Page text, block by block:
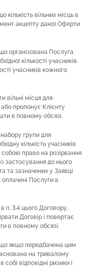
вільних місць в
акцепту даної Оферти
організована Послуга
кількості учасників.
учасників кожного
вільні місця для
пропонує Клієнту
в повному обсязі.
групи для
кількість учасників
право на розірвання
застосування до нього
та зазначених у Заявці
оплачені Послуги в
п. 3.4 цього Договору,
Договір і повертає
в повному обсязі.
якщо передбачена цим
на тривалому
відповідні ризики і